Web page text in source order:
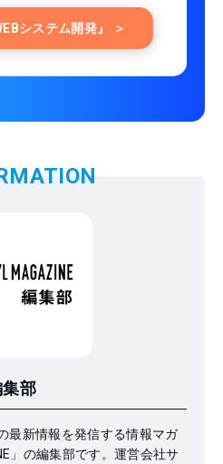
システム開発』 ＞
部
最新情報を発信する情報マガ
」の編集部です。運営会社サ